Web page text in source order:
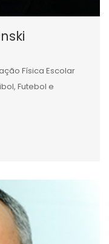
Física Escolar
Futebol e